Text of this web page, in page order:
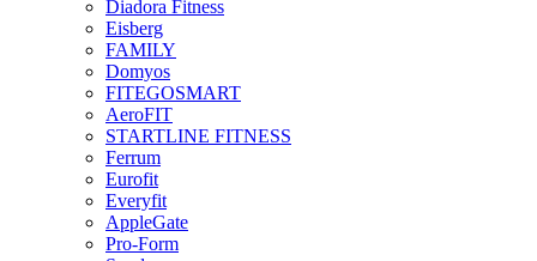
Diadora Fitness
Eisberg
FAMILY
Domyos
FITEGOSMART
AeroFIT
STARTLINE FITNESS
Ferrum
Eurofit
Everyfit
AppleGate
Pro-Form